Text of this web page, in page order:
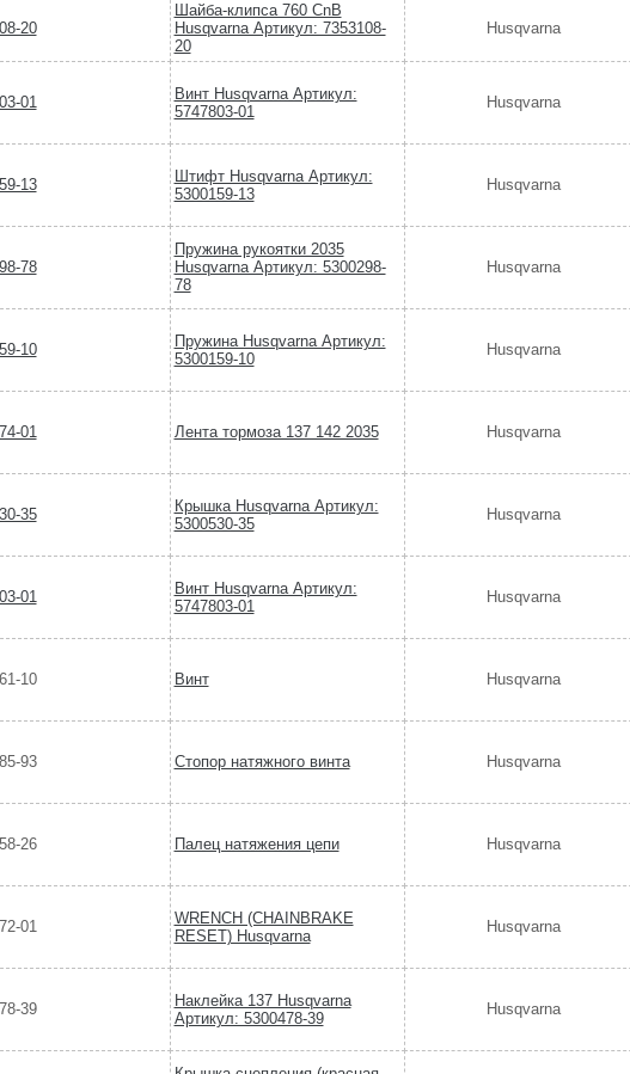
20
Шайба-клипса 760 CnB
Husqvarna Артикул: 7353108-
20
Husqvarna
01
Винт Husqvarna Артикул:
5747803-01
Husqvarna
13
Штифт Husqvarna Артикул:
5300159-13
Husqvarna
78
Пружина рукоятки 2035
Husqvarna Артикул: 5300298-
78
Husqvarna
10
Пружина Husqvarna Артикул:
5300159-10
Husqvarna
01 Лента тормоза 137 142 2035 Husqvarna
35
Крышка Husqvarna Артикул:
5300530-35
Husqvarna
01
Винт Husqvarna Артикул:
5747803-01
Husqvarna
10 Винт Husqvarna
93 Стопор натяжного винта Husqvarna
26 Палец натяжения цепи Husqvarna
01
WRENCH (CHAINBRAKE
RESET) Husqvarna
Husqvarna
39
Наклейка 137 Husqvarna
Артикул: 5300478-39
Husqvarna